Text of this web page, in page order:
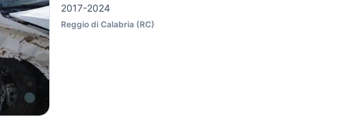
2017-2024
Reggio di Calabria (RC)